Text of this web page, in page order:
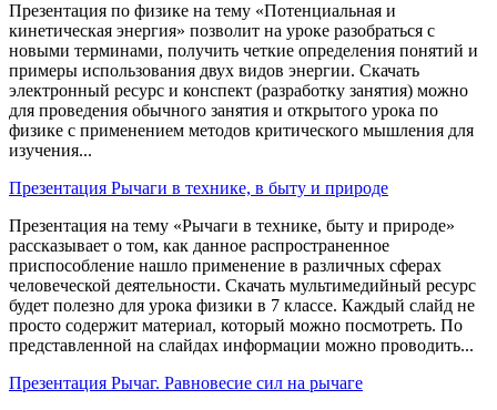
Презентация по физике на тему «Потенциальная и
кинетическая энергия» позволит на уроке разобраться с
новыми терминами, получить четкие определения понятий и
примеры использования двух видов энергии. Скачать
электронный ресурс и конспект (разработку занятия) можно
для проведения обычного занятия и открытого урока по
физике с применением методов критического мышления для
изучения...
Презентация Рычаги в технике, в быту и природе
Презентация на тему «Рычаги в технике, быту и природе»
рассказывает о том, как данное распространенное
приспособление нашло применение в различных сферах
человеческой деятельности. Скачать мультимедийный ресурс
будет полезно для урока физики в 7 классе. Каждый слайд не
просто содержит материал, который можно посмотреть. По
представленной на слайдах информации можно проводить...
Презентация Рычаг. Равновесие сил на рычаге